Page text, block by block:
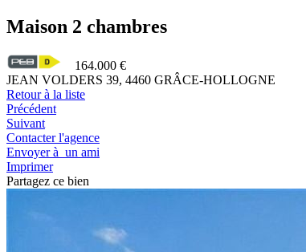
Maison 2 chambres
164.000 €
JEAN VOLDERS 39, 4460 GRÂCE-HOLLOGNE
Retour à la liste
Précédent
Suivant
Contacter l'agence
Envoyer à un ami
Imprimer
Partagez ce bien